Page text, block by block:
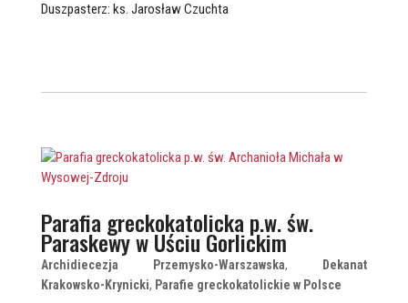
Duszpasterz: ks. Jarosław Czuchta
Parafia greckokatolicka p.w. św.
Paraskewy w Uściu Gorlickim
Archidiecezja Przemysko-Warszawska,
Dekanat
Krakowsko-Krynicki, Parafie greckokatolickie w Polsce